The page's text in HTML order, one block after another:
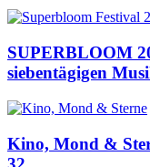
SUPERBLOOM
siebentägigen
Kino, Mond &